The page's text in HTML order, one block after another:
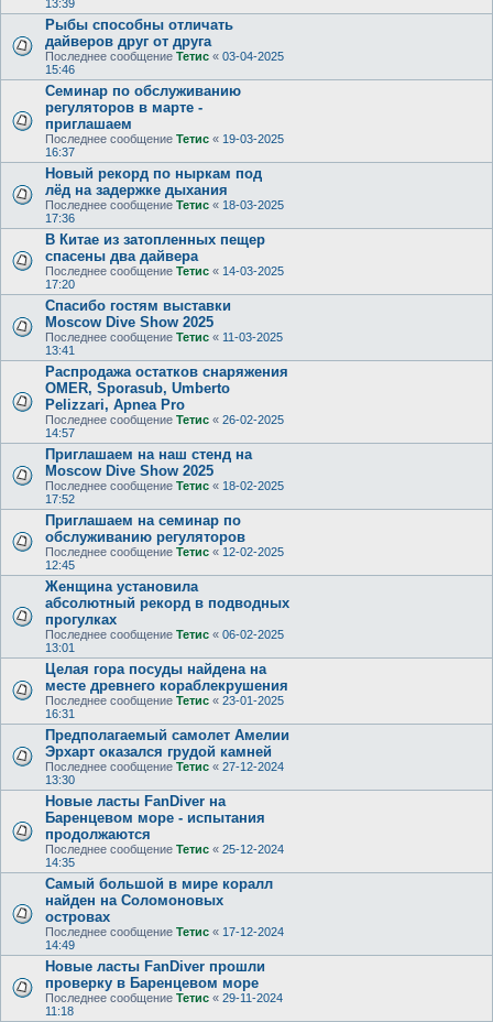
13:39
Рыбы способны отличать
дайверов друг от друга
Последнее сообщение Тетис « 03-04-2025
15:46
Семинар по обслуживанию
регуляторов в марте -
приглашаем
Последнее сообщение Тетис « 19-03-2025
16:37
Новый рекорд по ныркам под
лёд на задержке дыхания
Последнее сообщение Тетис « 18-03-2025
17:36
В Китае из затопленных пещер
спасены два дайвера
Последнее сообщение Тетис « 14-03-2025
17:20
Спасибо гостям выставки
Moscow Dive Show 2025
Последнее сообщение Тетис « 11-03-2025
13:41
Распродажа остатков снаряжения
OMER, Sporasub, Umberto
Pelizzari, Apnea Pro
Последнее сообщение Тетис « 26-02-2025
14:57
Приглашаем на наш стенд на
Moscow Dive Show 2025
Последнее сообщение Тетис « 18-02-2025
17:52
Приглашаем на семинар по
обслуживанию регуляторов
Последнее сообщение Тетис « 12-02-2025
12:45
Женщина установила
абсолютный рекорд в подводных
прогулках
Последнее сообщение Тетис « 06-02-2025
13:01
Целая гора посуды найдена на
месте древнего кораблекрушения
Последнее сообщение Тетис « 23-01-2025
16:31
Предполагаемый самолет Амелии
Эрхарт оказался грудой камней
Последнее сообщение Тетис « 27-12-2024
13:30
Новые ласты FanDiver на
Баренцевом море - испытания
продолжаются
Последнее сообщение Тетис « 25-12-2024
14:35
Самый большой в мире коралл
найден на Соломоновых
островах
Последнее сообщение Тетис « 17-12-2024
14:49
Новые ласты FanDiver прошли
проверку в Баренцевом море
Последнее сообщение Тетис « 29-11-2024
11:18